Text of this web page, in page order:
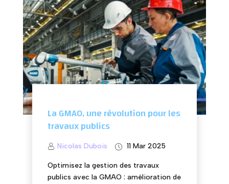
La GMAO, une révolution pour les
travaux publics
Nicolas Dubois 11 Mar 2025
Optimisez la gestion des travaux
publics avec la GMAO : amélioration de